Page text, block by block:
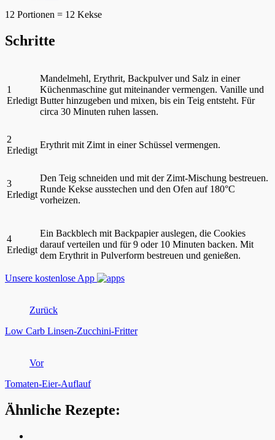
12 Portionen = 12 Kekse
Schritte
1
Erledigt
Mandelmehl, Erythrit, Backpulver und Salz in einer
Küchenmaschine gut miteinander vermengen. Vanille und
Butter hinzugeben und mixen, bis ein Teig entsteht. Für
circa 30 Minuten ruhen lassen.
2
Erledigt
Erythrit mit Zimt in einer Schüssel vermengen.
3
Erledigt
Den Teig schneiden und mit der Zimt-Mischung bestreuen.
Runde Kekse ausstechen und den Ofen auf 180°C
vorheizen.
4
Erledigt
Ein Backblech mit Backpapier auslegen, die Cookies
darauf verteilen und für 9 oder 10 Minuten backen. Mit
dem Erythrit in Pulverform bestreuen und genießen.
Unsere kostenlose App
Zurück
Low Carb Linsen-Zucchini-Fritter
Vor
Tomaten-Eier-Auflauf
Ähnliche Rezepte: